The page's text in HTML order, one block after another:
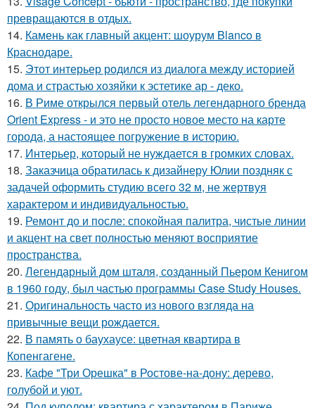
превращаются в отдых.
14. Камень как главный акцент: шоурум Blanco в
Краснодаре.
15. Этот интерьер родился из диалога между историей
дома и страстью хозяйки к эстетике ар - деко.
16. В Риме открылся первый отель легендарного бренда
Orient Express - и это не просто новое место на карте
города, а настоящее погружение в историю.
17. Интерьер, который не нуждается в громких словах.
18. Заказчица обратилась к дизайнеру Юлии поздняк с
задачей оформить студию всего 32 м, не жертвуя
характером и индивидуальностью.
19. Ремонт до и после: спокойная палитра, чистые линии
и акцент на свет полностью меняют восприятие
пространства.
20. Легендарный дом шталя, созданный Пьером Кенигом
в 1960 году, был частью программы Case Study Houses.
21. Оригинальность часто из нового взгляда на
привычные вещи рождается.
22. В память о баухаусе: цветная квартира в
Копенгагене.
23. Кафе "Три Орешка" в Ростове-на-дону: дерево,
голубой и уют.